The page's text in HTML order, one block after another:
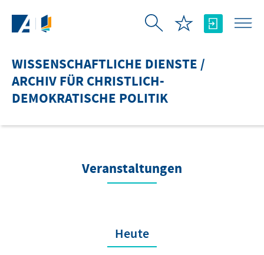
WISSENSCHAFTLICHE DIENSTE /
ARCHIV FÜR CHRISTLICH-
DEMOKRATISCHE POLITIK
Veranstaltungen
Heute